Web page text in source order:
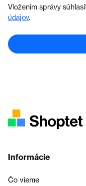
Vložením správy
údajov.
Informácie
Čo vieme